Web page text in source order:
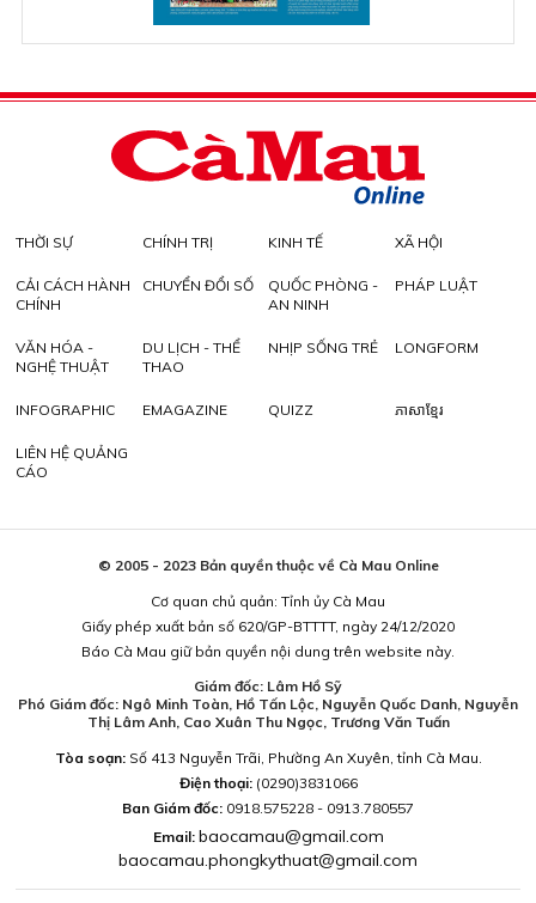
THỜI SỰ CHÍNH TRỊ KINH TẾ XÃ HỘI
CẢI CÁCH HÀNH
CHÍNH
CHUYỂN ĐỔI SỐ
QUỐC PHÒNG -
AN NINH
PHÁP LUẬT
VĂN HÓA -
NGHỆ THUẬT
DU LỊCH - THỂ
THAO
NHỊP SỐNG TRẺ LONGFORM
INFOGRAPHIC EMAGAZINE QUIZZ ភាសាខ្មែរ
LIÊN HỆ QUẢNG
CÁO
© 2005 - 2023 Bản quyền thuộc về Cà Mau Online
Cơ quan chủ quản: Tỉnh ủy Cà Mau
Giấy phép xuất bản số 620/GP-BTTTT, ngày 24/12/2020
Báo Cà Mau giữ bản quyền nội dung trên website này.
Giám đốc: Lâm Hồ Sỹ
Phó Giám đốc: Ngô Minh Toàn, Hồ Tấn Lộc, Nguyễn Quốc Danh, Nguyễn
Thị Lâm Anh, Cao Xuân Thu Ngọc, Trương Văn Tuấn
Tòa soạn:Số 413 Nguyễn Trãi, Phường An Xuyên, tỉnh Cà Mau.
Điện thoại: (0290)3831066
Ban Giám đốc: 0918.575228 - 0913.780557
Email: baocamau@gmail.com
baocamau.phongkythuat@gmail.com